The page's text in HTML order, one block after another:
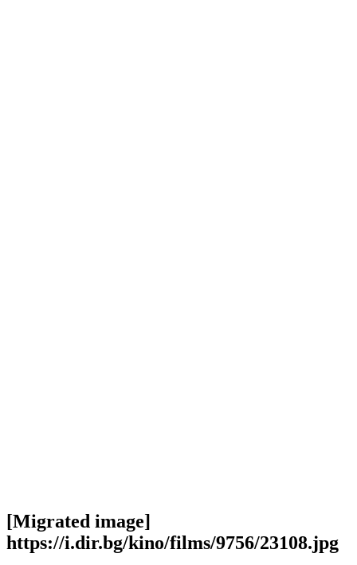
[Migrated image]
https://i.dir.bg/kino/films/9756/23108.jpg